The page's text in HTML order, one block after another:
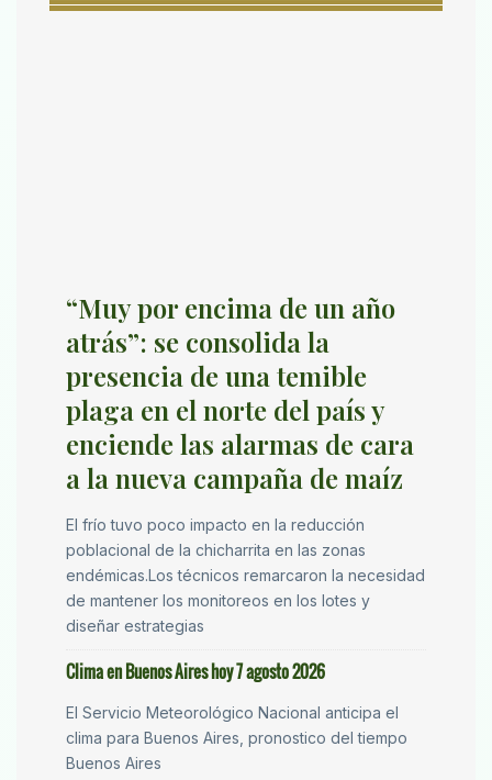
“Muy por encima de un año
atrás”: se consolida la
presencia de una temible
plaga en el norte del país y
enciende las alarmas de cara
a la nueva campaña de maíz
El frío tuvo poco impacto en la reducción
poblacional de la chicharrita en las zonas
endémicas.Los técnicos remarcaron la necesidad
de mantener los monitoreos en los lotes y
diseñar estrategias
Clima en Buenos Aires hoy 7 agosto 2026
El Servicio Meteorológico Nacional anticipa el
clima para Buenos Aires, pronostico del tiempo
Buenos Aires